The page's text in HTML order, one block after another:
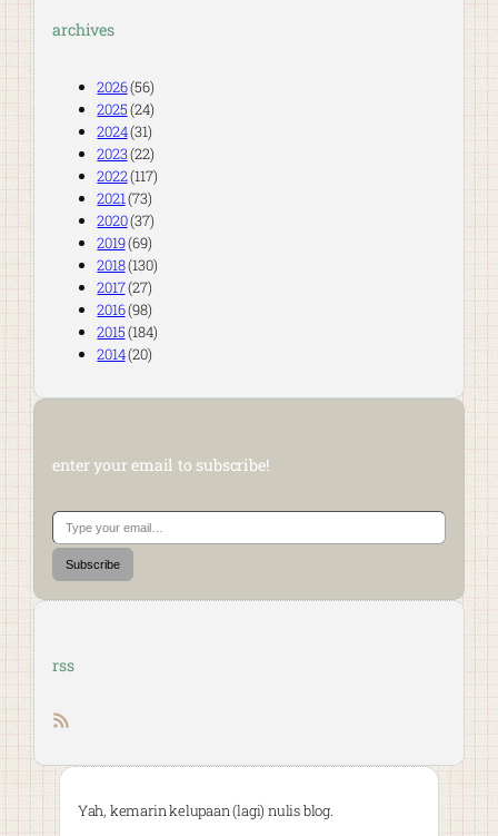
archives
2026(56)
2025(24)
2024(31)
2023(22)
2022(117)
2021(73)
2020(37)
2019(69)
2018(130)
2017(27)
2016(98)
2015(184)
2014(20)
enter your email to subscribe!
Type your email…
Subscribe
rss
RSS feed
Yah, kemarin kelupaan (lagi) nulis blog.